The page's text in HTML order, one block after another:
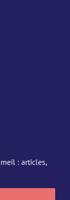
: articles,